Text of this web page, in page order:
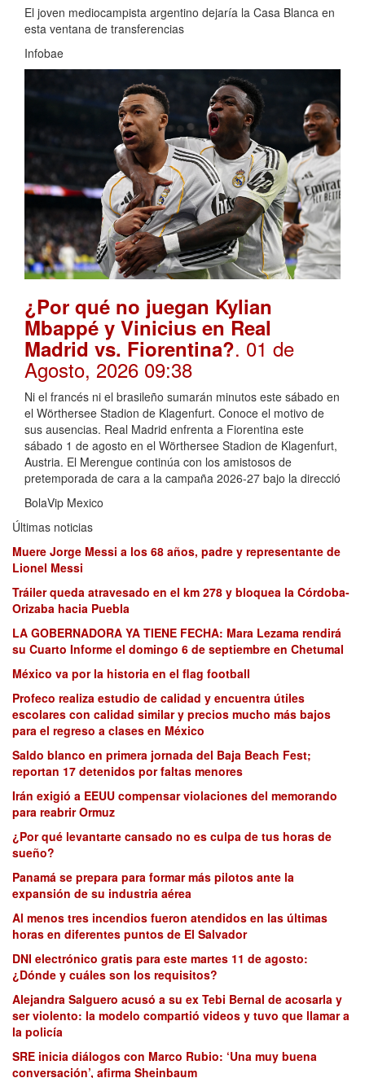
El joven mediocampista argentino dejaría la Casa Blanca en
esta ventana de transferencias
Infobae
¿Por qué no juegan Kylian
Mbappé y Vinicius en Real
Madrid vs. Fiorentina?. 01 de
Agosto, 2026 09:38
Ni el francés ni el brasileño sumarán minutos este sábado en
el Wörthersee Stadion de Klagenfurt. Conoce el motivo de
sus ausencias. Real Madrid enfrenta a Fiorentina este
sábado 1 de agosto en el Wörthersee Stadion de Klagenfurt,
Austria. El Merengue continúa con los amistosos de
pretemporada de cara a la campaña 2026-27 bajo la direcció
BolaVip Mexico
Últimas noticias
Muere Jorge Messi a los 68 años, padre y representante de
Lionel Messi
Tráiler queda atravesado en el km 278 y bloquea la Córdoba-
Orizaba hacia Puebla
LA GOBERNADORA YA TIENE FECHA: Mara Lezama rendirá
su Cuarto Informe el domingo 6 de septiembre en Chetumal
México va por la historia en el flag football
Profeco realiza estudio de calidad y encuentra útiles
escolares con calidad similar y precios mucho más bajos
para el regreso a clases en México
Saldo blanco en primera jornada del Baja Beach Fest;
reportan 17 detenidos por faltas menores
Irán exigió a EEUU compensar violaciones del memorando
para reabrir Ormuz
¿Por qué levantarte cansado no es culpa de tus horas de
sueño?
Panamá se prepara para formar más pilotos ante la
expansión de su industria aérea
Al menos tres incendios fueron atendidos en las últimas
horas en diferentes puntos de El Salvador
DNI electrónico gratis para este martes 11 de agosto:
¿Dónde y cuáles son los requisitos?
Alejandra Salguero acusó a su ex Tebi Bernal de acosarla y
ser violento: la modelo compartió videos y tuvo que llamar a
la policía
SRE inicia diálogos con Marco Rubio: ‘Una muy buena
conversación’, afirma Sheinbaum